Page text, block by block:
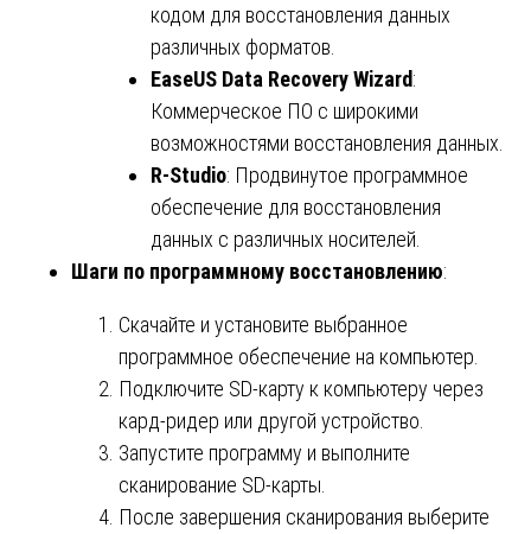
кодом для восстановления данных
различных форматов.
EaseUS Data Recovery Wizard:
Коммерческое ПО с широкими
возможностями восстановления данных.
R-Studio: Продвинутое программное
обеспечение для восстановления
данных с различных носителей.
Шаги по программному восстановлению:
Скачайте и установите выбранное
программное обеспечение на компьютер.
Подключите SD-карту к компьютеру через
кард-ридер или другой устройство.
Запустите программу и выполните
сканирование SD-карты.
После завершения сканирования выберите